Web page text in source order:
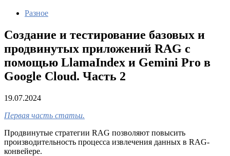
Разное
Создание и тестирование базовых и
продвинутых приложений RAG с
помощью LlamaIndex и Gemini Pro в
Google Cloud. Часть 2
19.07.2024
Первая часть статьи.
Продвинутые стратегии RAG позволяют повысить
производительность процесса извлечения данных в RAG-
конвейере.